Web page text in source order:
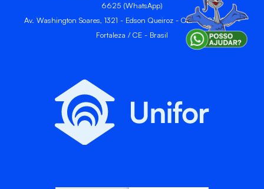
6625 (WhatsApp)
Av. Washington Soares, 1321 - Edson Queiroz - CEP 60811-905 -
Fortaleza / CE - Brasil